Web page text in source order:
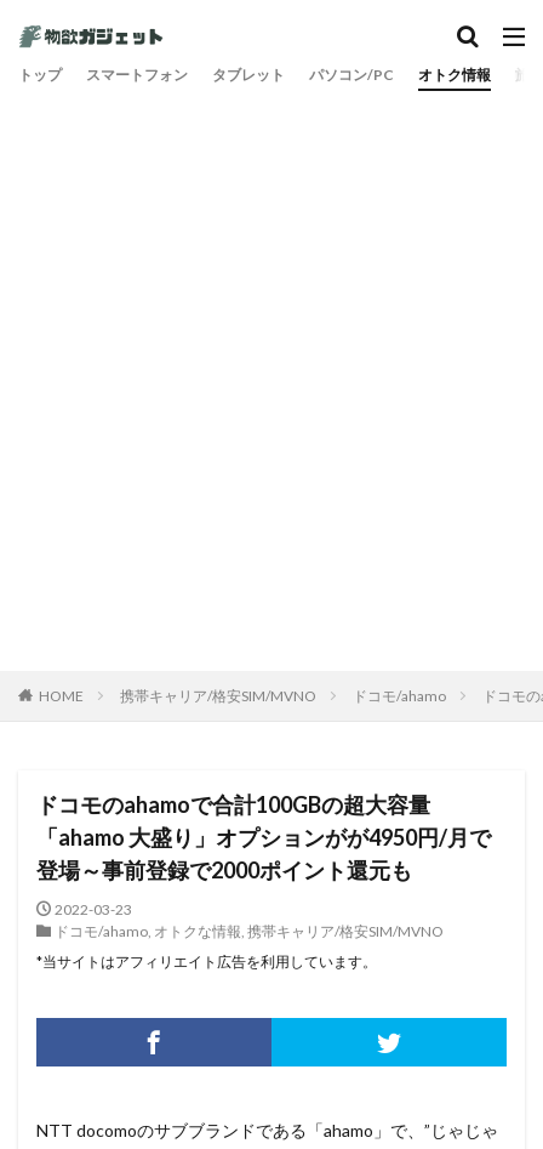
トップ スマートフォン タブレット パソコン/PC オトク情報 旅
HOME 携帯キャリア/格安SIM/MVNO ドコモ/ahamo ドコモ
ドコモのahamoで合計100GBの超大容量
「ahamo 大盛り」オプションがが4950円/月で
登場～事前登録で2000ポイント還元も
2022-03-23
ドコモ/ahamo, オトクな情報, 携帯キャリア/格安SIM/MVNO
*当サイトはアフィリエイト広告を利用しています。
NTT docomoのサブブランドである「ahamo」で、”じゃじゃ
カテゴリー